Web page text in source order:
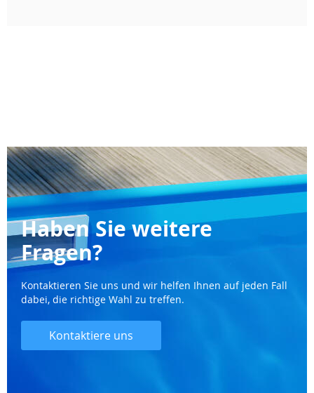
Haben Sie weitere
Fragen?
Kontaktieren Sie uns und wir helfen Ihnen auf jeden Fall
dabei, die richtige Wahl zu treffen.
Kontaktiere uns